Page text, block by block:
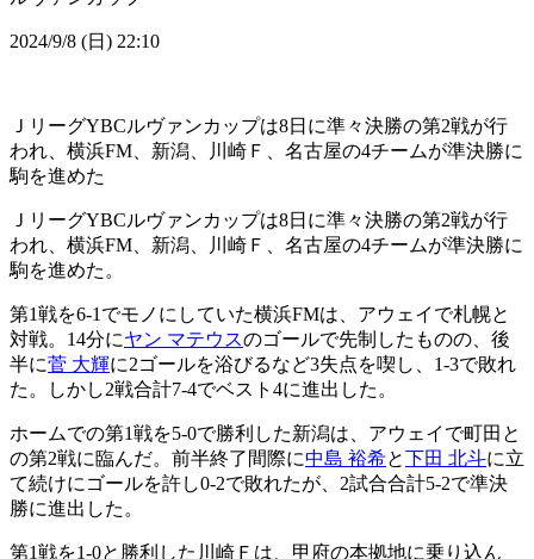
2024/9/8 (日) 22:10
ＪリーグYBCルヴァンカップは8日に準々決勝の第2戦が行
われ、横浜FM、新潟、川崎Ｆ、名古屋の4チームが準決勝に
駒を進めた
ＪリーグYBCルヴァンカップは8日に準々決勝の第2戦が行
われ、横浜FM、新潟、川崎Ｆ、名古屋の4チームが準決勝に
駒を進めた。
第1戦を6-1でモノにしていた横浜FMは、アウェイで札幌と
対戦。14分にヤン マテウスのゴールで先制したものの、後
半に菅 大輝に2ゴールを浴びるなど3失点を喫し、1-3で敗れ
た。しかし2戦合計7-4でベスト4に進出した。
ホームでの第1戦を5-0で勝利した新潟は、アウェイで町田と
の第2戦に臨んだ。前半終了間際に中島 裕希と下田 北斗に立
て続けにゴールを許し0-2で敗れたが、2試合合計5-2で準決
勝に進出した。
第1戦を1-0と勝利した川崎Ｆは、甲府の本拠地に乗り込ん